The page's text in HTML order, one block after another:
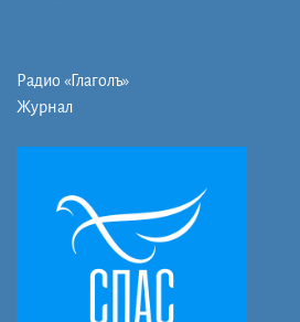
Радио «Глаголъ»
Журнал